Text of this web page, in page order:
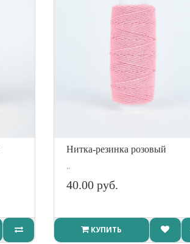
Нитка-резинка розовый
..
40.00 руб.
КУПИТЬ